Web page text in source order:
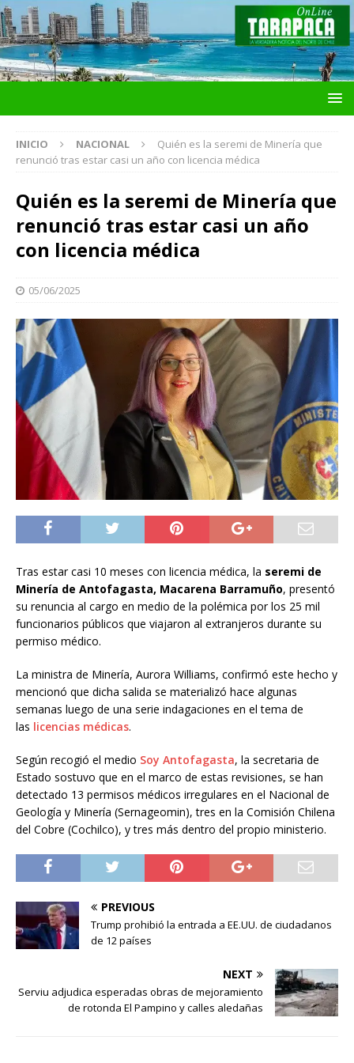
INICIO NACIONAL
Quién es la seremi de Minería que
renunció tras estar casi un año con licencia médica
Quién es la seremi de Minería que
renunció tras estar casi un año
con licencia médica
05/06/2025
Tras estar casi 10 meses con licencia médica, la seremi de
Minería de Antofagasta, Macarena Barramuño, presentó
su renuncia al cargo en medio de la polémica por los 25 mil
funcionarios públicos que viajaron al extranjeros durante su
permiso médico.
La ministra de Minería, Aurora Williams, confirmó este hecho y
mencionó que dicha salida se materializó hace algunas
semanas luego de una serie indagaciones en el tema de
las licencias médicas.
Según recogió el medio Soy Antofagasta, la secretaria de
Estado sostuvo que en el marco de estas revisiones, se han
detectado 13 permisos médicos irregulares en el Nacional de
Geología y Minería (Sernageomin), tres en la Comisión Chilena
del Cobre (Cochilco), y tres más dentro del propio ministerio.
PREVIOUS
Trump prohibió la entrada a EE.UU. de ciudadanos
de 12 países
NEXT
Serviu adjudica esperadas obras de mejoramiento
de rotonda El Pampino y calles aledañas